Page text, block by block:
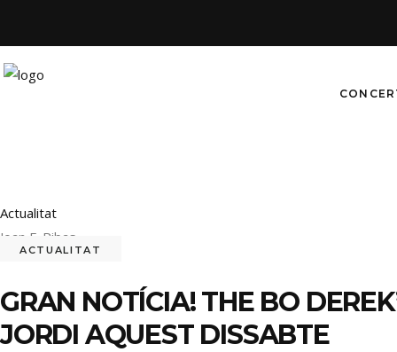
Actualitat
Joan F. Ribas
ACTUALITAT
GRAN NOTÍCIA! THE BO
JORDI AQUEST DISSABTE